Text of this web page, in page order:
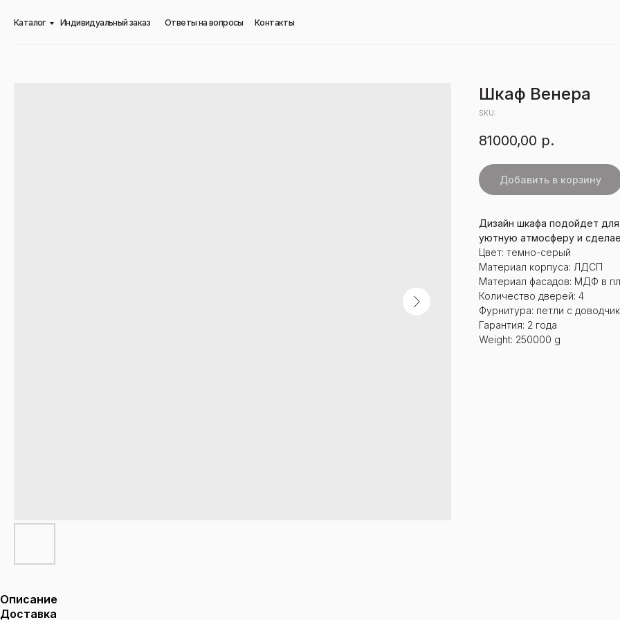
Каталог Ответы на вопросы
Индивидуальный заказ Контакты
Шкаф Венера
SKU:
81000,00 р.
Добавить в корзину
Дизайн шкафа подойдет
уютную атмосферу и
Цвет: темно-серый
Материал корпуса: ЛДСП
Материал фасадов: МДФ в
Количество дверей: 4
Фурнитура: петли с
Гарантия: 2 года
Weight: 250000 g
Описание
Доставка